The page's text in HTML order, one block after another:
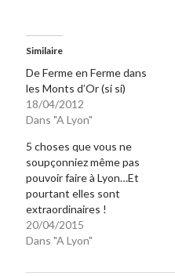
Similaire
De Ferme en Ferme dans
les Monts d’Or (si si)
18/04/2012
Dans "A Lyon"
5 choses que vous ne
soupçonniez même pas
pouvoir faire à Lyon…Et
pourtant elles sont
extraordinaires !
20/04/2015
Dans "A Lyon"